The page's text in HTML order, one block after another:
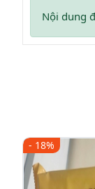
Nội dung
- 18%